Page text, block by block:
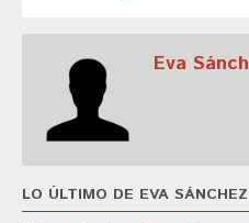
Eva
LO ÚLTIMO DE EVA SÁNCHEZ